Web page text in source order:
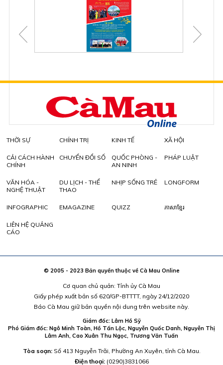
THỜI SỰ CHÍNH TRỊ KINH TẾ XÃ HỘI
CẢI CÁCH HÀNH
CHÍNH
CHUYỂN ĐỔI SỐ
QUỐC PHÒNG -
AN NINH
PHÁP LUẬT
VĂN HÓA -
NGHỆ THUẬT
DU LỊCH - THỂ
THAO
NHỊP SỐNG TRẺ LONGFORM
INFOGRAPHIC EMAGAZINE QUIZZ ភាសាខ្មែរ
LIÊN HỆ QUẢNG
CÁO
© 2005 - 2023 Bản quyền thuộc về Cà Mau Online
Cơ quan chủ quản: Tỉnh ủy Cà Mau
Giấy phép xuất bản số 620/GP-BTTTT, ngày 24/12/2020
Báo Cà Mau giữ bản quyền nội dung trên website này.
Giám đốc: Lâm Hồ Sỹ
Phó Giám đốc: Ngô Minh Toàn, Hồ Tấn Lộc, Nguyễn Quốc Danh, Nguyễn Thị
Lâm Anh, Cao Xuân Thu Ngọc, Trương Văn Tuấn
Tòa soạn:Số 413 Nguyễn Trãi, Phường An Xuyên, tỉnh Cà Mau.
Điện thoại: (0290)3831066